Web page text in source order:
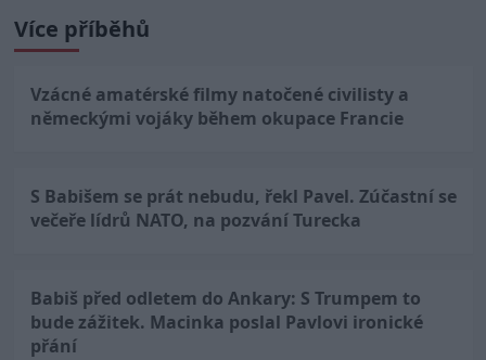
Více příběhů
Vzácné amatérské filmy natočené civilisty a
německými vojáky během okupace Francie
S Babišem se prát nebudu, řekl Pavel. Zúčastní se
večeře lídrů NATO, na pozvání Turecka
Babiš před odletem do Ankary: S Trumpem to
bude zážitek. Macinka poslal Pavlovi ironické
přání